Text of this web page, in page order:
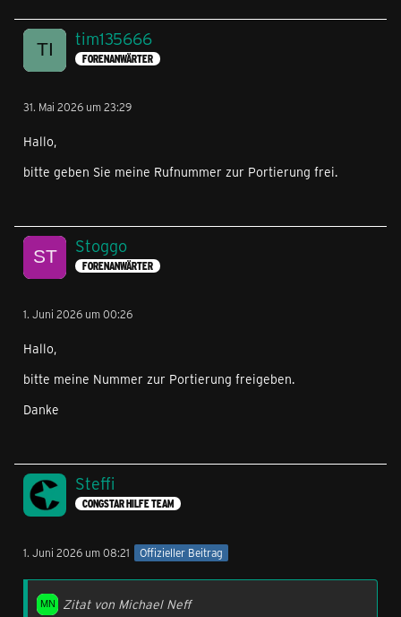
tim135666
FORENANWÄRTER
31. Mai 2026 um 23:29
Hallo,
bitte geben Sie meine Rufnummer zur Portierung frei.
Stoggo
FORENANWÄRTER
1. Juni 2026 um 00:26
Hallo,
bitte meine Nummer zur Portierung freigeben.
Danke
Steffi
CONGSTAR HILFE TEAM
1. Juni 2026 um 08:21 Offizieller Beitrag
Zitat von Michael Neff